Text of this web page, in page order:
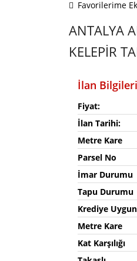
Favorilerime
ANTALYA
KELEPİR
İlan Bilgileri
Fiyat:
İlan Tarihi:
Metre Kare
Parsel No
İmar Durumu
Tapu Durumu
Krediye
Metre Kare
Kat Karşılığı